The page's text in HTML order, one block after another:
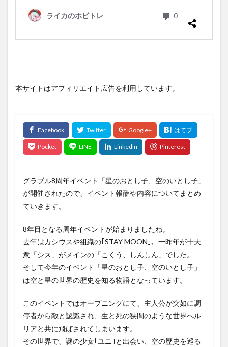
本サイトはアフィリエイト広告を利用しています。
グラブル8周年イベント「星のおとし子、空のいとし子」
が開催されたので、イベント報酬や内容についてまとめ
ていきます。
8年目となる周年イベントが始まりましたね。
去年はカシウスや組織の｢STAY MOON｣、一昨年が十天
衆「シス」がメインの「こくう、しんしん」でした。
そして今年のイベント「星のおとし子、空のいとし子」
は空と星の世界の歴史を知る物語となっています。
このイベントではオープニングにて、主人公が突如に調
停者から敵と認識され、生と死の狭間のような世界へル
リアと共に飛ばされてしまいます。
その世界で、謎の少女｢ユニ｣と出会い、空の歴史を巡る